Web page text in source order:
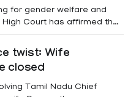
for gender welfare and
Court has affirmed that
in government-funded
leave following
Kerala Service Rules
twist: Wife
closed
Tamil Nadu Chief